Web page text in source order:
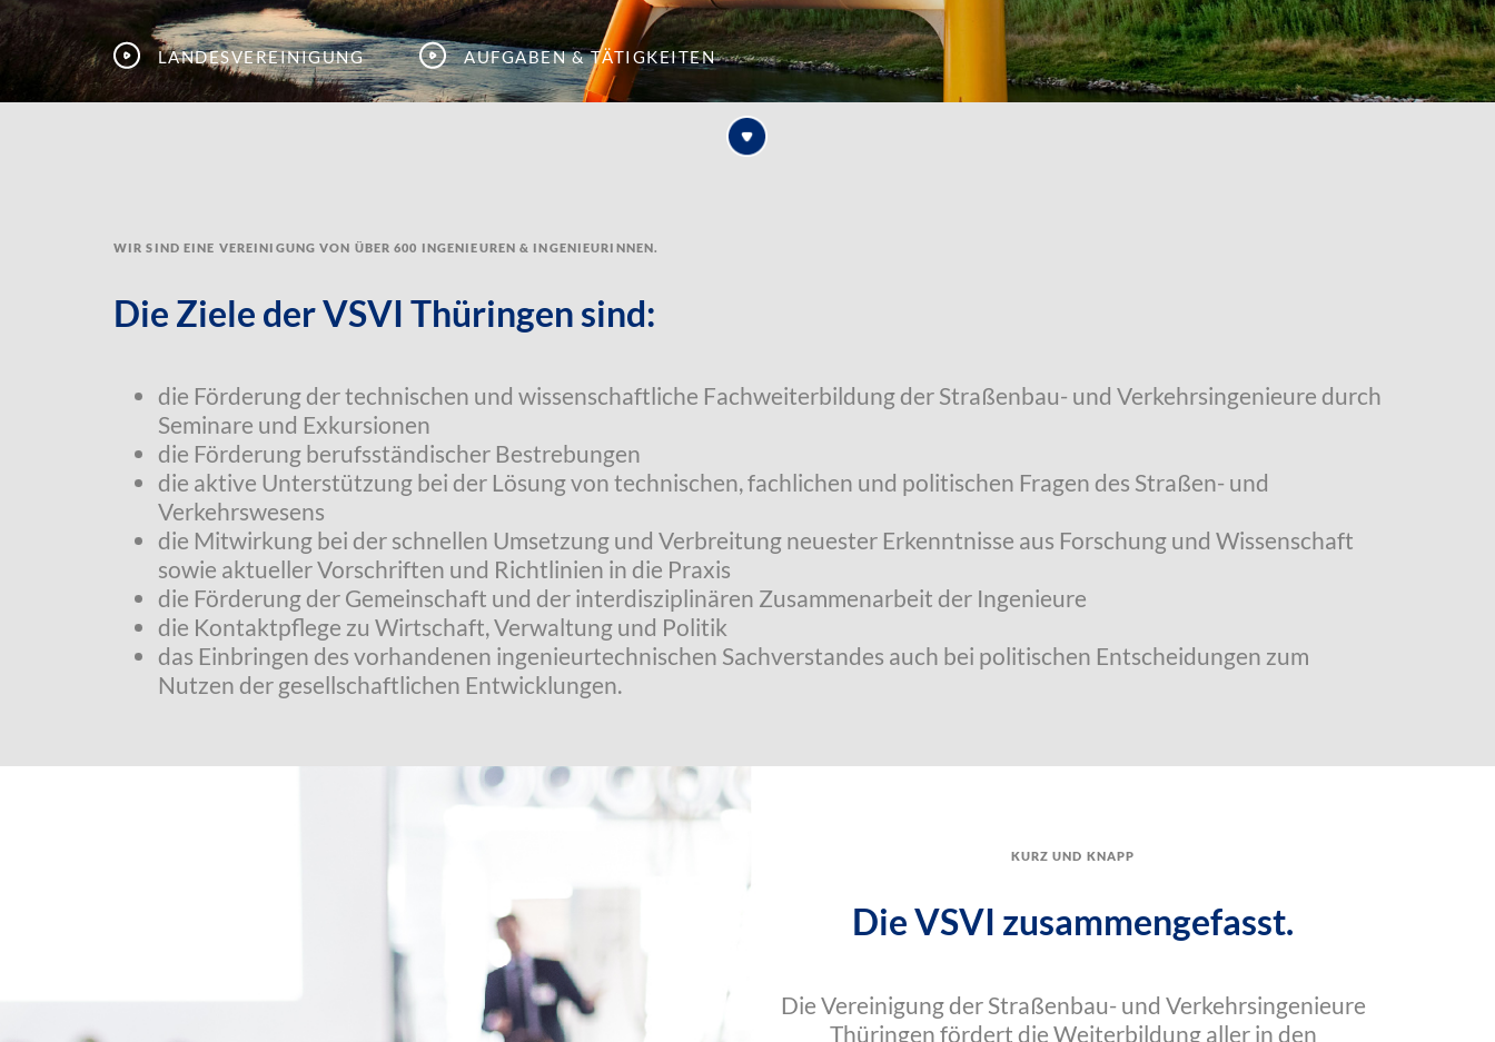
Landesvereinigung Aufgaben & Tätigkeiten
Wir sind eine Vereinigung von über 600 Ingenieuren & Ingenieurinnen.
Die Ziele der VSVI Thüringen sind:
die Förderung der technischen und wissenschaftliche Fachweiterbildung der Straßenbau- und Verkehrsingenieure durch
Seminare und Exkursionen
die Förderung berufsständischer Bestrebungen
die aktive Unterstützung bei der Lösung von technischen, fachlichen und politischen Fragen des Straßen- und
Verkehrswesens
die Mitwirkung bei der schnellen Umsetzung und Verbreitung neuester Erkenntnisse aus Forschung und Wissenschaft
sowie aktueller Vorschriften und Richtlinien in die Praxis
die Förderung der Gemeinschaft und der interdisziplinären Zusammenarbeit der Ingenieure
die Kontaktpflege zu Wirtschaft, Verwaltung und Politik
das Einbringen des vorhandenen ingenieurtechnischen Sachverstandes auch bei politischen Entscheidungen zum
Nutzen der gesellschaftlichen Entwicklungen.
kurz und knapp
Die VSVI zusammengefasst.
Die Vereinigung der Straßenbau- und Verkehrsingenieure
Thüringen fördert die Weiterbildung aller in den